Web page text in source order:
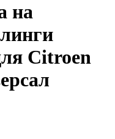
на
Citroen